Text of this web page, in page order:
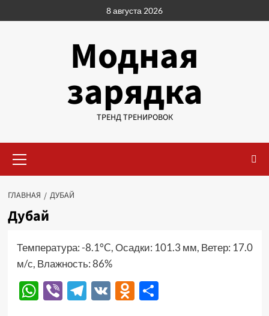
к
8 августа 2026
Модная
зарядка
ТРЕНД ТРЕНИРОВОК
меню
ГЛАВНАЯ ДУБАЙ
Дубай
Температура: -8.1°C, Осадки: 101.3 мм, Ветер: 17.0
м/с, Влажность: 86%
WhatsApp
ViberTelegram
VKOdnoklassniki
Отправить